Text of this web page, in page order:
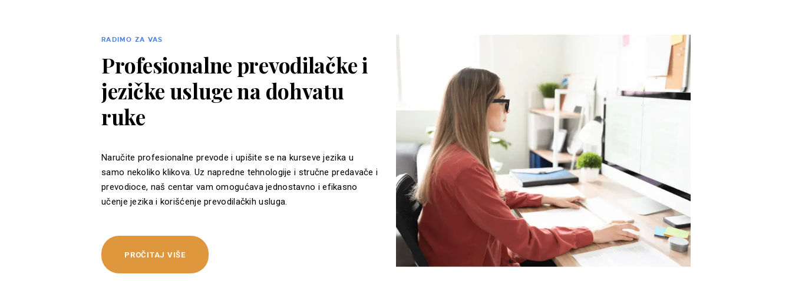
RADIMO ZA VAS
Profesionalne prevodilačke i
jezičke usluge na dohvatu
ruke
Naručite profesionalne prevode i upišite se na kurseve jezika u
samo nekoliko klikova. Uz napredne tehnologije i stručne predavače i
prevodioce, naš centar vam omogućava jednostavno i efikasno
učenje jezika i korišćenje prevodilačkih usluga.
PROČITAJ VIŠE